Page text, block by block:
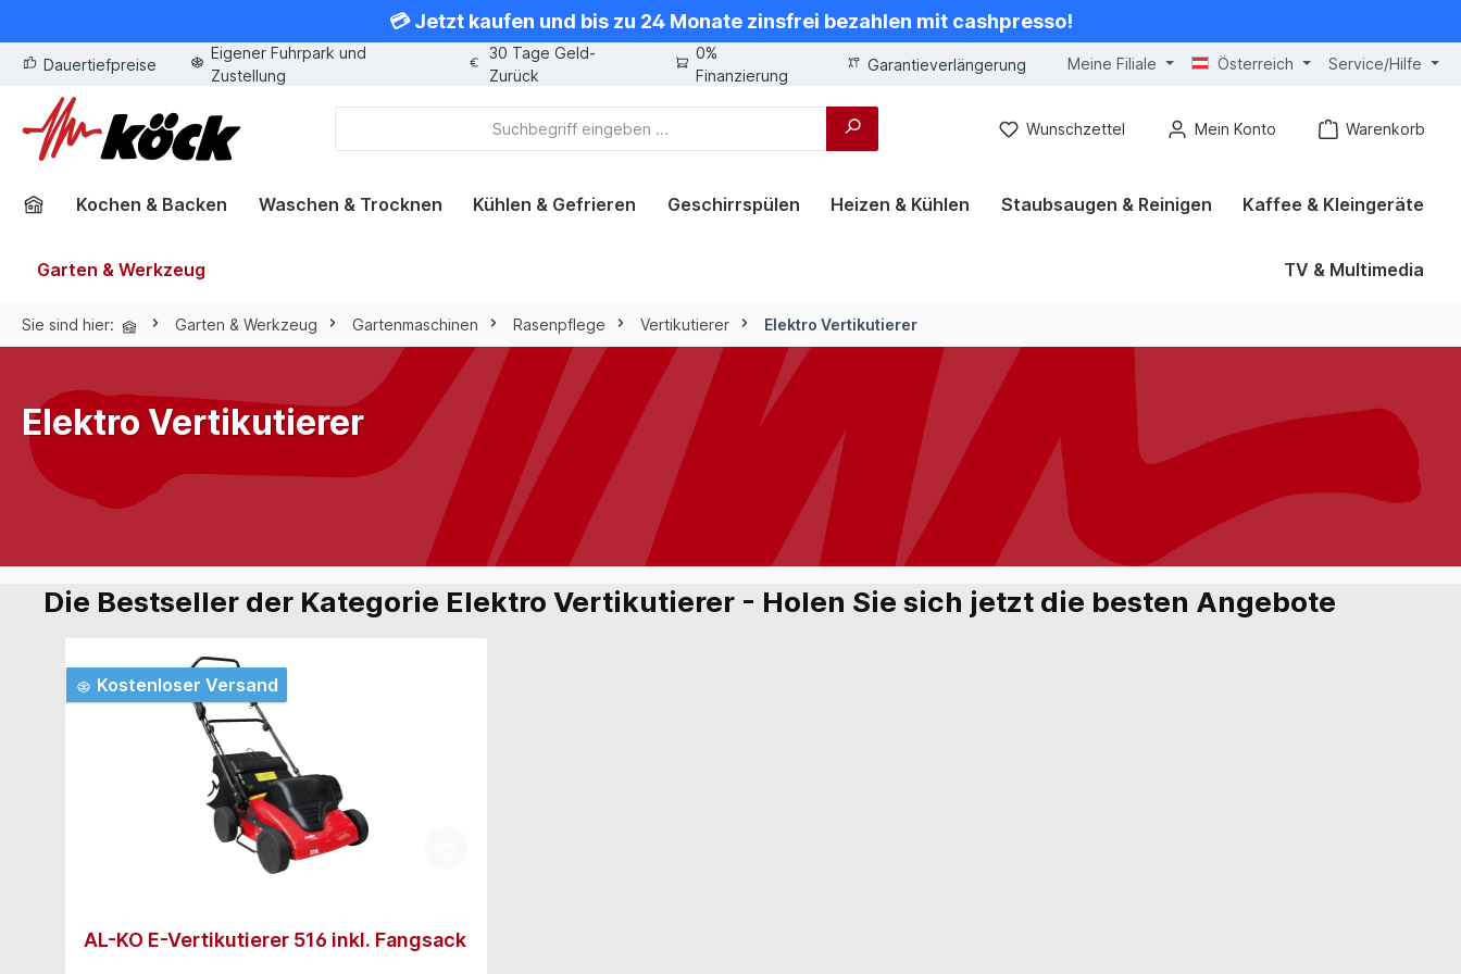
💳 Jetzt kaufen und bis zu 24 Monate zinsfrei bezahlen mit cashpresso!
Dauertiefpreise
Eigener Fuhrpark und
Zustellung
30 Tage Geld-
Zurück
0%
Finanzierung
Garantieverlängerung Meine Filiale Österreich Service/Hilfe
Wunschzettel Mein Konto Warenkorb
Kochen & Backen Waschen & Trocknen Kühlen & Gefrieren Geschirrspülen Heizen & Kühlen Staubsaugen & Reinigen Kaffee & Kleingeräte
Garten & Werkzeug TV & Multimedia
Sie sind hier: Garten & Werkzeug Gartenmaschinen Rasenpflege Vertikutierer Elektro Vertikutierer
Elektro Vertikutierer
Die Bestseller der Kategorie Elektro Vertikutierer - Holen Sie sich jetzt die besten Angebote
Kostenloser Versand
AL-KO E-Vertikutierer 516 inkl. Fangsack